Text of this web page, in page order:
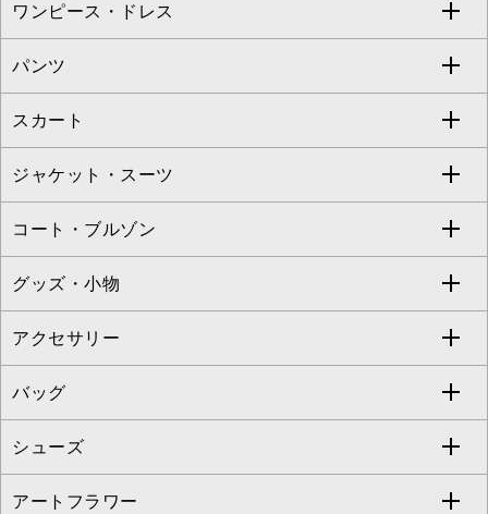
すべてのトップス
カットソー・Tシャツ
ブラウス・シャツ
ニット・セーター
カーディガン
アンサンブルセット
ベスト・ジレ
パーカー
タンクトップ・キャミソール
スウェット・ジャージー
ワンピース・ドレス
すべてのワンピース・ドレス
ワンピース
ドレス
チュニック
ジャンパースカート
その他のワンピース・ドレス
パンツ
すべてのパンツ
フルレングスパンツ
クロップド・半端丈パンツ
ガウチョ・ワイドパンツ
ハーフ・ショート丈パンツ
サロペット・オールインワン
その他のパンツ
スカート
すべてのスカート
ロング・マキシ丈スカート
ひざ丈スカート
ミモレ丈スカート
ショート・ミニ丈スカート
その他のスカート
ジャケット・スーツ
すべてのジャケット・スーツ
テーラードジャケット
ノーカラージャケット
セットアップ
セットアップジャケット
セットアップパンツ
コート・ブルゾン
すべてのコート・ブルゾン
トレンチコート
ピーコート
ダッフルコート
チェスターコート
グッズ・小物
すべてのグッズ・小物
マスク
ストール・マフラー・スヌード
ベルト・サスペンダー
アクセサリー
すべてのアクセサリー
ネックレス
ピアス・イヤリング
バッグ
すべてのバッグ
トートバッグ
シューズ
すべてのシューズ
アートフラワー